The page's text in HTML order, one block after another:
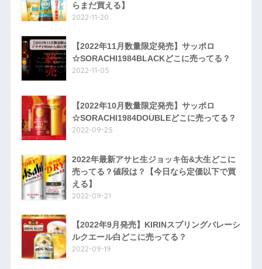
らまだ買える】
2022-11-20
【2022年11月数量限定発売】サッポロ
☆SORACHI1984BLACKどこに売ってる？
2022-11-05
【2022年10月数量限定発売】サッポロ
☆SORACHI1984DOUBLEどこに売ってる？
2022-09-25
2022年最新アサヒ生ジョッキ缶&大生どこに
売ってる？値段は？【今日なら定価以下で買
える】
2022-09-21
【2022年9月発売】KIRINスプリングバレーシ
ルクエール白どこに売ってる？
2022-09-19